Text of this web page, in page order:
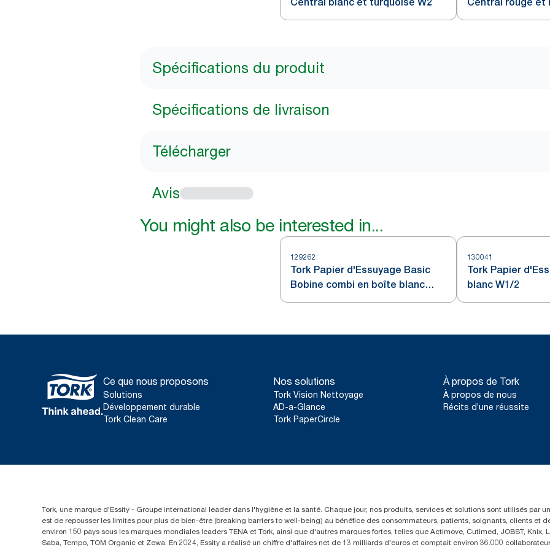
Spécifications du produit
Spécifications de livraison
Télécharger
Avis
You might also be interested in...
129262
Tork Papier d'Essuyage Basic
Bobine combi en boîte blanc
W1/2
130041
Tork Papier
blanc W1/2
Ce que nous proposons
Solutions
Développement durable
Tork Clean Care
Nos solutions
Tork Vision Nettoyage
AD-a-Glance
Tork PaperCircle
À propos de Tork
À propos de nous
Récits d’une réussite
Tork, une marque d'Essity - Groupe international leader dans l'hygiène et la santé. Chaque jour, nos produits, services et solutions sont utilisés par
est de repousser les limites pour plus de bien-être (breaking barriers to well-being) au bénéfice des consommateurs, patients, soignants, clients et
environ 150 pays sous les marques mondiales leaders TENA et Tork, ainsi que d'autres marques fortes, telles que Actimove, Cutimed, JOBST, Knix,
Saba, Tempo, TOM Organic et Zewa. En 2024, Essity a réalisé un chiffre d'affaires net de 13 milliards d'euros et comptait environ 36.000